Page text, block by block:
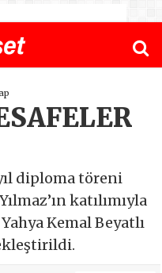
diploma töreni
katılımıyla
Kemal Beyatlı